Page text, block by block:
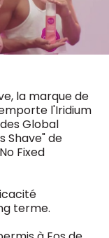
la marque de
l'Iridium
Global
Shave" de
Fixed
terme.
:
Freemium
access
MM e - News
MM Brunch
MM Tech
MM Blue
Magazine